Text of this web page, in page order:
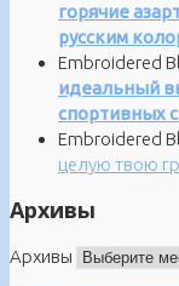
горячие
русским
Embroidered
идеальный
спортивных
Embroidered
целую твою
Архивы
Архивы